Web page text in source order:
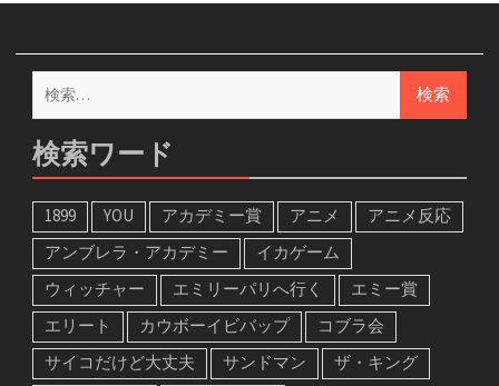
検
索:
検索ワード
1899 YOU アカデミー賞 アニメ
アニメ反応
アンブレラ・アカデミー
イカゲーム
ウィッチャー
エミリーパリへ行く
エミー賞
エリート
カウボーイビバップ
コブラ会
サイコだけど大丈夫
サンドマン
ザ・キング